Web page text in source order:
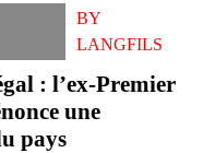
BY
LANGFILS
: l’ex-Premier
une
pays